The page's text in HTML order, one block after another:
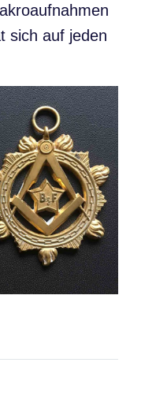
sich auf jeden